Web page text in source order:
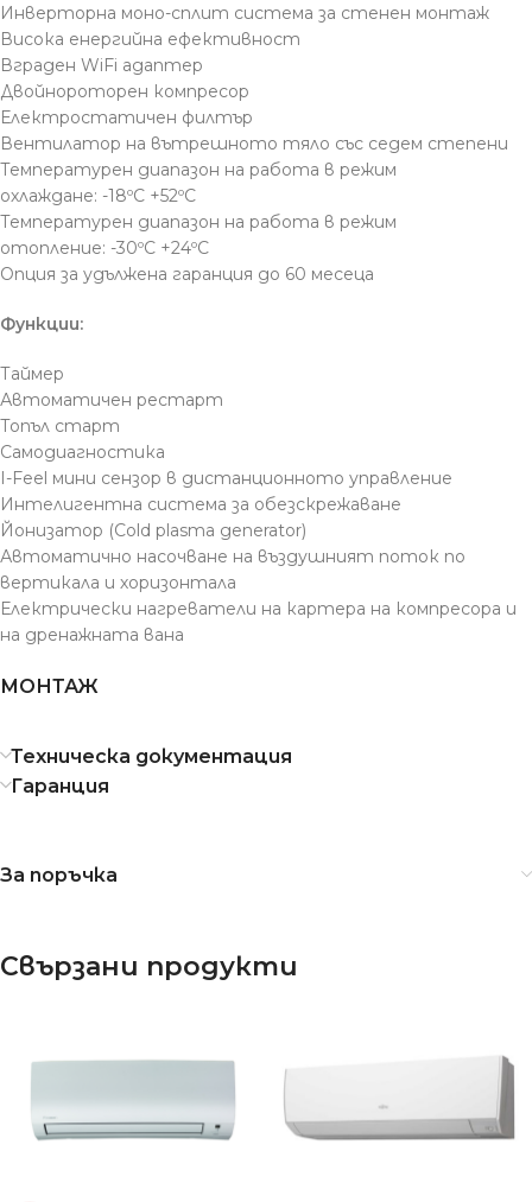
Инверторна моно-сплит система за стенен монтаж
Висока енергийна ефективност
Вграден WiFi адаптер
Двойнороторен компресор
Електростатичен филтър
Вентилатор на вътрешното тяло със седем степени
Температурен диапазон на работа в режим
охлаждане: -18ºС +52ºС
Температурен диапазон на работа в режим
отопление: -30ºС +24ºС
Опция за удължена гаранция до 60 месеца
Функции:
Таймер
Автоматичен рестарт
Топъл старт
Самодиагностика
I-Feel мини сензор в дистанционното управление
Интелигентна система за обезскрежаване
Йонизатор (Cold plasma generator)
Автоматично насочване на въздушният поток по
вертикала и хоризонтала
Електрически нагреватели на картера на компресора и
на дренажната вана
МОНТАЖ
Техническа документация
Гаранция
За поръчка
Свързани продукти